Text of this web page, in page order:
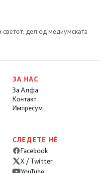
светот, дел од медиумската
ЗА НАС
За Алфа
Контакт
Импресум
СЛЕДЕТЕ НÉ
Facebook
X / Twitter